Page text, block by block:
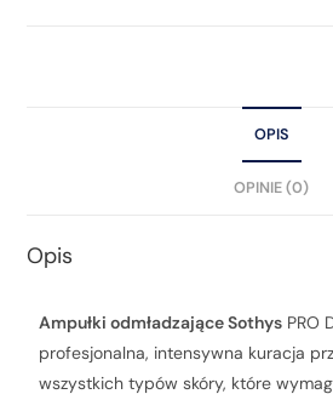
OPIS
OPINIE (0)
Opis
Ampułki odmładzające Sothys PRO
profesjonalna, intensywna kuracja
wszystkich typów skóry, które